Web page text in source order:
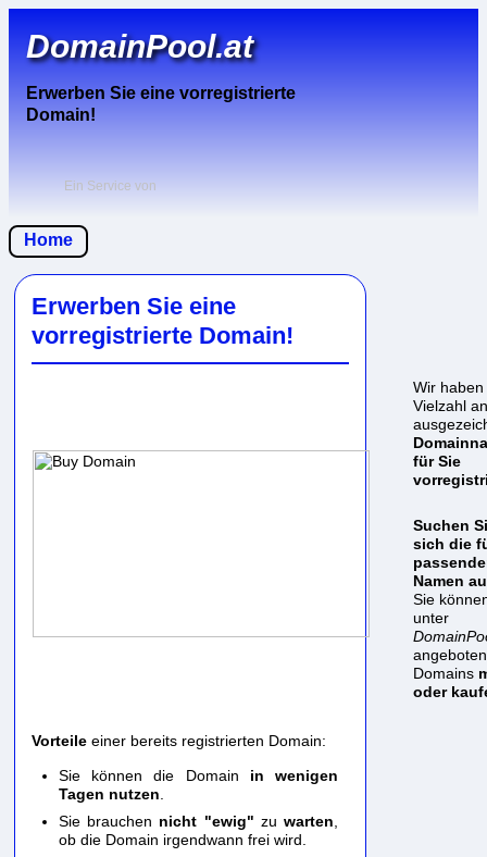
DomainPool.at
Erwerben Sie eine vorregistrierte
Domain!
Ein Service von
Home
Erwerben Sie eine
vorregistrierte Domain!
Wir
Vielzahl an
für Sie
Suchen
sich die
Namen
Sie
unter
Domains
oder
Vorteile einer bereits registrierten Domain:
Sie können die Domain in wenigen
Tagen nutzen
Sie brauchen nicht "ewig" zuwarten
ob die Domain irgendwann frei wird.